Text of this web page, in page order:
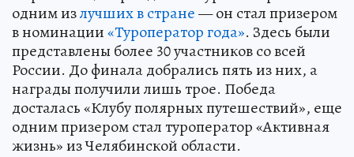
одним излучших в стране— он стал призером
в номинации«Туроператор года». Здесь были
представлены более 30 участников со всей
России. До финала добрались пять из них, а
награды получили лишь трое. Победа
досталась «Клубу полярных путешествий», еще
одним призером стал туроператор «Активная
жизнь» из Челябинской области.